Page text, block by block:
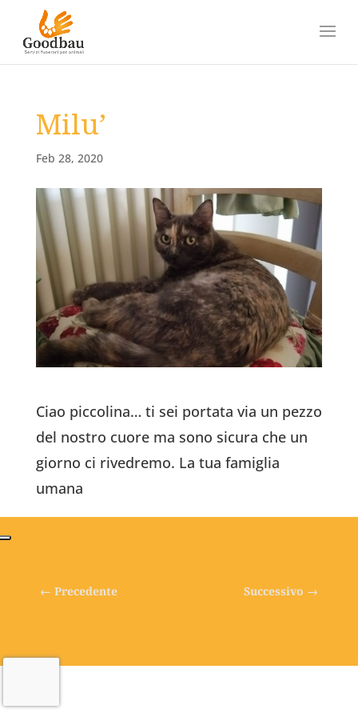
Milu’
Feb 28, 2020
Ciao piccolina… ti sei portata via un pezzo
del nostro cuore ma sono sicura che un
giorno ci rivedremo. La tua famiglia
umana
← Precedente Successivo →